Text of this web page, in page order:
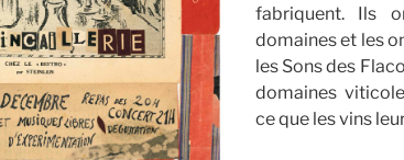
fabriquent. Ils
domaines et les
les Sons des
domaines
ce que les vins